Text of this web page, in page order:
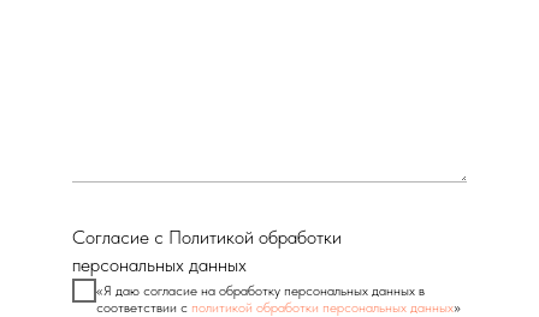
Согласие с Политикой обработки
персональных данных
«Я даю согласие на обработку персональных данных в
соответствии с политикой обработки персональных данных»